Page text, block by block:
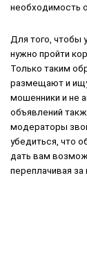
необходимость
Для того, чтобы
нужно пройти
Только таким
размещают и
мошенники и не
объявлений
модераторы
убедиться, что
дать вам
переплачивая